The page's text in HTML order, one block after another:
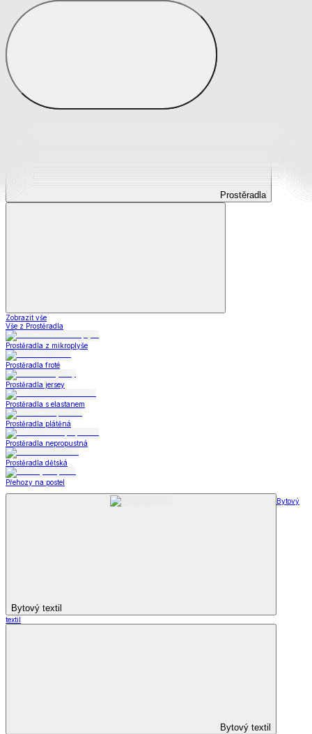
Prostěradla
Prostěradla
Zobrazit vše
Vše z Prostěradla
Prostěradla z mikroplyše
Prostěradla froté
Prostěradla jersey
Prostěradla s elastanem
Prostěradla plátěná
Prostěradla nepropustná
Prostěradla dětská
Přehozy na postel
Bytový textil
Bytový
textil
Bytový textil